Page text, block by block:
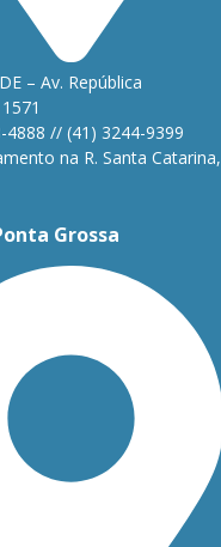
– Av. República
4888 // (41) 3244-9399
na R. Santa Catarina,
Grossa